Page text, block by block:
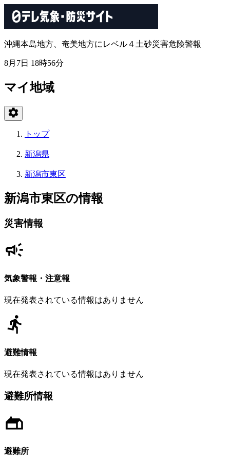
沖縄本島地方、奄美地方にレベル４土砂災害危険警報
8月7日 18時56分
マイ地域
トップ
新潟県
新潟市東区
新潟市東区の情報
災害情報
気象警報・注意報
現在発表されている情報はありません
避難情報
現在発表されている情報はありません
避難所情報
避難所